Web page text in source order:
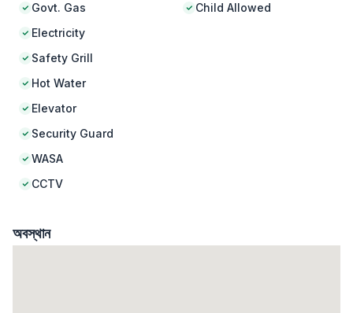
Govt. Gas
Electricity
Safety Grill
Hot Water
Elevator
Security Guard
WASA
CCTV
Child Allowed
অবস্থান